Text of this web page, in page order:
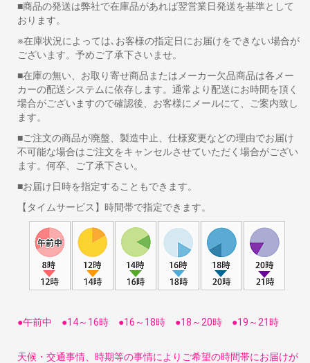
■商品の発送は弊社で在庫品があれば翌営業日発送を基準として
おります。
※在庫状況によっては､お客様の指定日にお届けをできない場合が
ございます。予めご了承下さいませ。
■在庫の無い、お取り寄せ商品またはメーカー欠品商品は各メー
カーの配送システムに依存します。通常より配送にお時間を頂く
場合がございますので確認後、お客様にメールにて、ご案内致し
ます。
■ご注文の商品が廃盤、製造中止、仕様変更などの理由でお届け
不可能な場合はご注文をキャンセルさせていただく場合がござい
ます。何卒、ご了承下さい。
■お届け日時を指定することもできます。
【タイムサービス】時間帯で指定できます。
●午前中 ●14～16時 ●16～18時 ●18～20時 ●19～21時
天候・交通事情、時期等の事情によりご希望の時間帯にお届けが